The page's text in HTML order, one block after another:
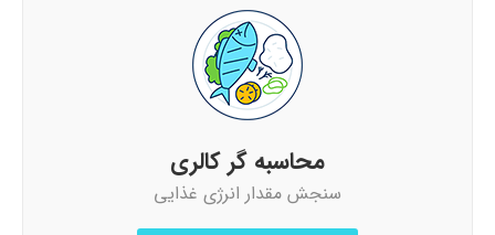
محاسبه گر کالری
سنجش مقدار انرژی غذایی